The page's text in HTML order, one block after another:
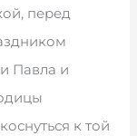
перед
Павла и
к той